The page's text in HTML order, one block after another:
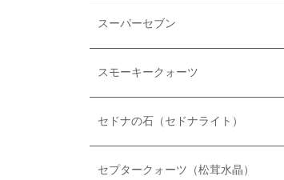
スーパーセブン
スモーキークォーツ
セドナの石（セドナライト）
セプタークォーツ（松茸水晶）